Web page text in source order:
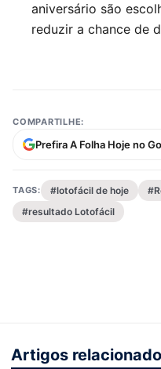
aniversário são
reduzir a chance de
COMPARTILHE:
Prefira A Folha Hoje no
TAGS: #lotofácil de hoje
#resultado Lotofácil
Artigos